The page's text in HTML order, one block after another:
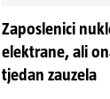
Zaposlenici
elektrane, ali
tjedan zauzela